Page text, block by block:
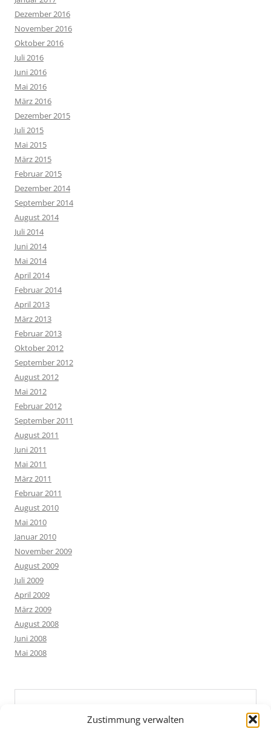
Zustimmung verwalten
Dezember 2016
November 2016
Oktober 2016
Juli 2016
Juni 2016
Mai 2016
März 2016
Dezember 2015
Juli 2015
Mai 2015
März 2015
Februar 2015
Dezember 2014
September 2014
August 2014
Juli 2014
Juni 2014
Mai 2014
April 2014
Februar 2014
April 2013
März 2013
Februar 2013
Oktober 2012
September 2012
August 2012
Mai 2012
Februar 2012
September 2011
August 2011
Juni 2011
Mai 2011
März 2011
Februar 2011
August 2010
Mai 2010
Januar 2010
November 2009
August 2009
Juli 2009
April 2009
März 2009
August 2008
Juni 2008
Mai 2008